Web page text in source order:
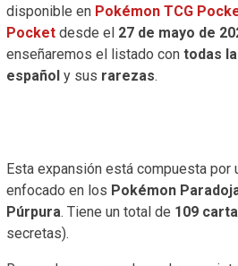
disponible en Pokémon TCG
Pocket desde el 27 de mayo de
enseñaremos el listado con todas
español y sus rarezas.
Esta expansión está compuesta por
enfocado en los Pokémon
Púrpura. Tiene un total de 109
secretas).